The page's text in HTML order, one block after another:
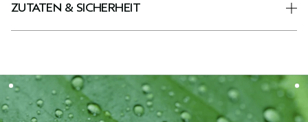
ZUTATEN & SICHERHEIT